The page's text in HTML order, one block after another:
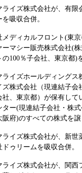
ライズ株式会社が、有限
吸収合併。
メディカルフロント(東
ーマシー販売株式会社(
の100％子会社、東京都)
ライズホールディングス
ズ株式会社（現連結子会
社、東京都）が保有して
ター(現連結子会社・株
阪府)のすべての株式を譲
ライズ株式会社が、新世
ゥリームを吸収合併。
ライズ株式会社が、関西